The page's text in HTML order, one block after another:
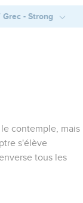
Grec - Strong
contemple, mais
s'élève
tous les